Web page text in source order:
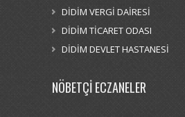
DİDİM VERGİ DAİRESİ
DİDİM TİCARET ODASI
DİDİM DEVLET HASTANESİ
NÖBETÇİ ECZANELER